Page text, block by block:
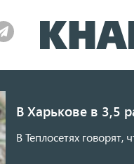
В Харькове в 3,5
В Теплосетях